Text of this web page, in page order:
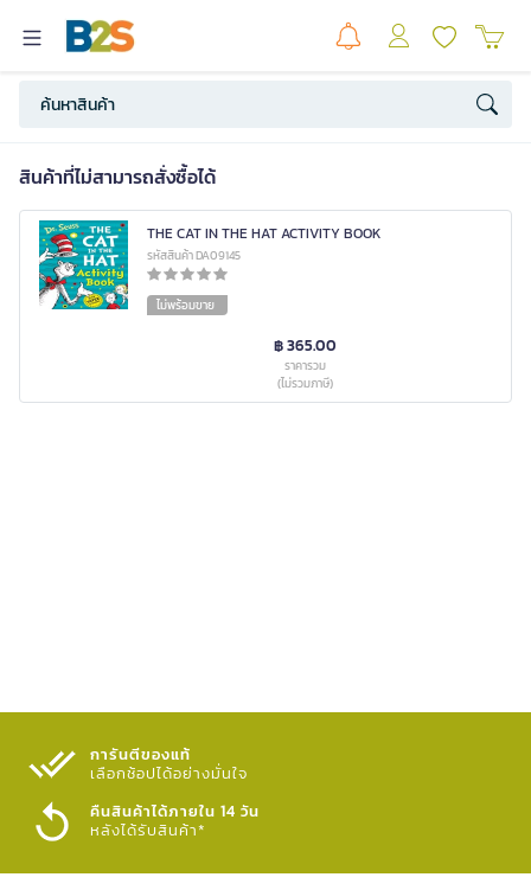
สินค้าที่ไม่สามารถสั่งซื้อได้
THE CAT IN THE HAT ACTIVITY BOOK
รหัสสินค้า DA09145
ไม่พร้อมขาย
฿ 365.00
ราคารวม
(ไม่รวมภาษี)
การันตีของแท้
เลือกช้อปได้อย่างมั่นใจ​
คืนสินค้าได้ภายใน 14 วัน
หลังได้รับสินค้า*